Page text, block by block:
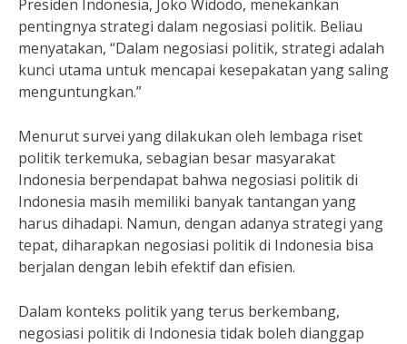
Presiden Indonesia, Joko Widodo, menekankan
pentingnya strategi dalam negosiasi politik. Beliau
menyatakan, “Dalam negosiasi politik, strategi adalah
kunci utama untuk mencapai kesepakatan yang saling
menguntungkan.”
Menurut survei yang dilakukan oleh lembaga riset
politik terkemuka, sebagian besar masyarakat
Indonesia berpendapat bahwa negosiasi politik di
Indonesia masih memiliki banyak tantangan yang
harus dihadapi. Namun, dengan adanya strategi yang
tepat, diharapkan negosiasi politik di Indonesia bisa
berjalan dengan lebih efektif dan efisien.
Dalam konteks politik yang terus berkembang,
negosiasi politik di Indonesia tidak boleh dianggap